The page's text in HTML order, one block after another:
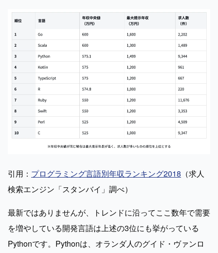
引用： プログラミング言語別年収ランキング2018 （求人
検索エンジン「スタンバイ」調べ）
最新ではありませんが、トレンドに沿ってここ数年で需要
を増やしている開発言語は上述の3位にも挙がっている
Pythonです。Pythonは、オランダ人のグイド・ヴァンロ